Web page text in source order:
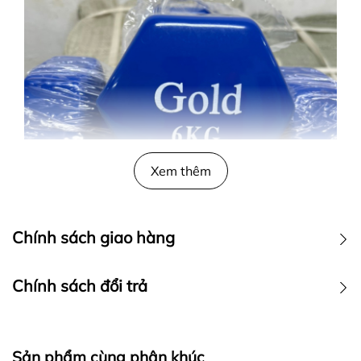
Xem thêm
Chính sách giao hàng
Chính sách đổi trả
Sản phẩm cùng phân khúc